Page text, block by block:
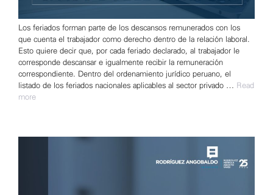
Los feriados forman parte de los descansos remunerados con los
que cuenta el trabajador como derecho dentro de la relación laboral.
Esto quiere decir que, por cada feriado declarado, al trabajador le
corresponde descansar e igualmente recibir la remuneración
correspondiente. Dentro del ordenamiento jurídico peruano, el
listado de los feriados nacionales aplicables al sector privado …
Read
more